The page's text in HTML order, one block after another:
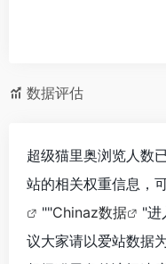
数据评估
超级猫里奥浏览人数
站的相关权重信息，
""Chinaz数据
"进
议大家请以爱站数据